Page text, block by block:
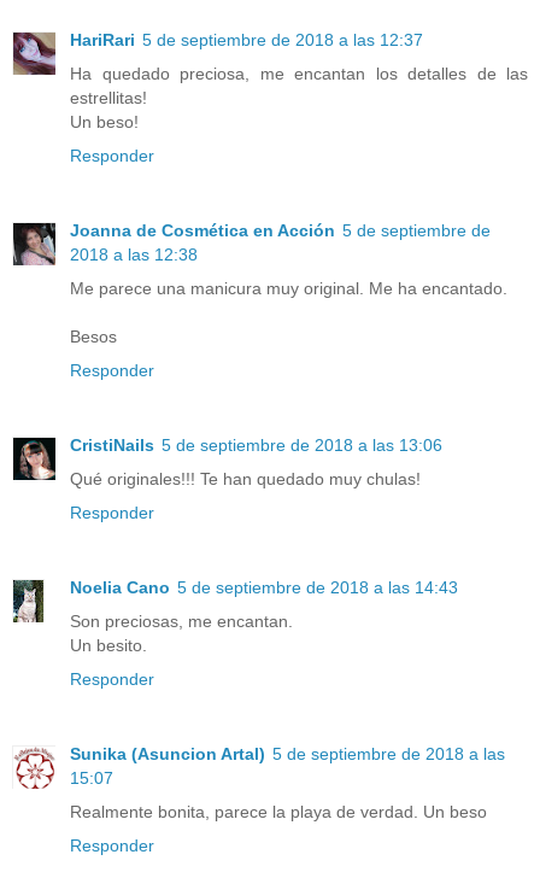
HariRari 5 de septiembre de 2018 a las 12:37
Ha quedado preciosa, me encantan los detalles de las
estrellitas!
Un beso!
Responder
Joanna de Cosmética en Acción 5 de septiembre de
2018 a las 12:38
Me parece una manicura muy original. Me ha encantado.
Besos
Responder
CristiNails 5 de septiembre de 2018 a las 13:06
Qué originales!!! Te han quedado muy chulas!
Responder
Noelia Cano 5 de septiembre de 2018 a las 14:43
Son preciosas, me encantan.
Un besito.
Responder
Sunika (Asuncion Artal) 5 de septiembre de 2018 a las
15:07
Realmente bonita, parece la playa de verdad. Un beso
Responder